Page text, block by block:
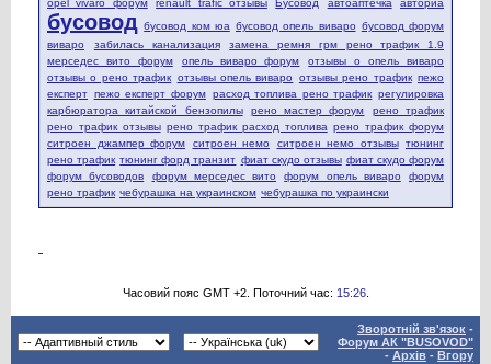
opel vivaro форум renault trafic отзывы Бусовод автоаптечка авториа
бусовод бусовод ком юа бусовод опель виваро бусовод форум
виваро
забилась канализация
замена ремня грм рено трафик 1.9
мерседес вито форум
опель виваро форум
отзывы о опель виваро
отзывы о рено трафик отзывы опель виваро отзывы рено трафик пежо
експерт пежо експерт форум расход топлива рено трафик регулировка
карбюратора китайской бензопилы
рено мастер форум
рено трафик
рено трафик отзывы рено трафик расход топлива рено трафик форум
ситроен джампер форум
ситроен немо ситроен немо отзывы тюнинг
рено трафик тюнинг форд транзит фиат скудо отзывы фиат скудо форум
форум бусоводов
форум мерседес вито форум опель виваро
форум
рено трафик чебурашка на украинском чебурашка по украински
Часовий пояс GMT +2. Поточний час: 15:26.
Зворотній зв'язок -
Форум АК "BUSOVOD"
- Архів - Вгору